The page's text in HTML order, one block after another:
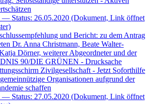
— Status: 26.05.2020 (Dokument, Link öffnet
und Bericht: zu dem Antrag
Dr. Anna Christmann, Beate Walter-
Dörner, weiterer Abgeordneter und der
90/DIE GRÜNEN - Drucksache
Zivilgesellschaft - Jetzt Soforthilfe
Organisationen aufgrund der
schaffen
— Status: 27.05.2020 (Dokument, Link öffnet